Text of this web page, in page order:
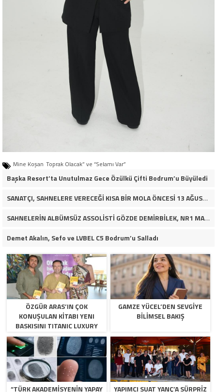
Mine Koşan Toprak Olacak” ve “Selamı Var”
Başka Resort’ta Unutulmaz Gece Özülkü Çifti Bodrum’u Büyüledi
SANATÇI, SAHNELERE VERECEĞİ KISA BİR MOLA ÖNCESİ 13 AĞUSTOS’TA SON KEZ HARBİYE’DE OLACAK!
SAHNELERİN ALBÜMSÜZ ASSOLİSTİ GÖZDE DEMİRBİLEK, NR1 MAGAZİN’DE: “SON ASSOLİST OLARAK VAR OLACAĞIM!”
Demet Akalın, Sefo ve LVBEL C5 Bodrum’u Salladı
ÖZGÜR ARAS’IN ÇOK
KONUŞULAN KİTABI YENI
BASKISINI TITANIC LUXURY
COLLECTION BODRUM’DA
KUTLADI
GAMZE YÜCEL’DEN SEVGİYE
BİLİMSEL BAKIŞ
“TÜRK AKADEMİSYENİN YAPAY YAPIMCI SUAT YANÇ’A SÜRPRIZ